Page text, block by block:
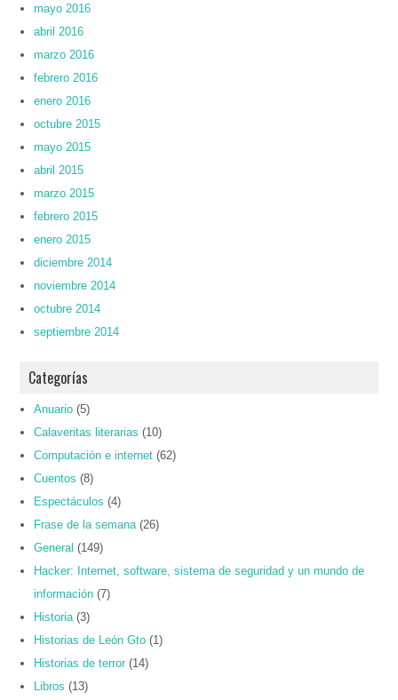
mayo 2016
abril 2016
marzo 2016
febrero 2016
enero 2016
octubre 2015
mayo 2015
abril 2015
marzo 2015
febrero 2015
enero 2015
diciembre 2014
noviembre 2014
octubre 2014
septiembre 2014
Categorías
Anuario (5)
Calaveritas literarias (10)
Computación e internet (62)
Cuentos (8)
Espectáculos (4)
Frase de la semana (26)
General (149)
Hacker: Internet, software, sistema de seguridad y un mundo de
información (7)
Historia (3)
Historias de León Gto (1)
Historias de terror (14)
Libros (13)